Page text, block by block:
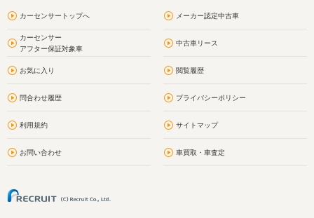
カーセンサートップへ メーカー認定中古車
カーセンサー
アフター保証対象車
中古車リース
お気に入り 閲覧履歴
問合わせ履歴 プライバシーポリシー
利用規約 サイトマップ
お問い合わせ 車買取・車査定